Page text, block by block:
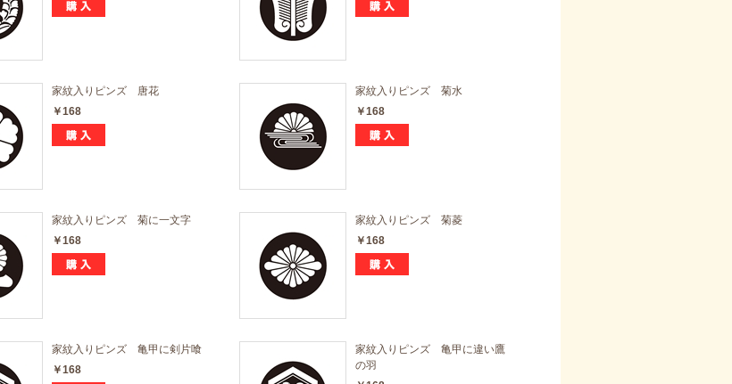
家紋入りピンズ 唐花
￥168
家紋入りピンズ 菊水
￥168
家紋入りピンズ 菊に一文字
￥168
家紋入りピンズ 菊菱
￥168
家紋入りピンズ 亀甲に剣片喰
￥168
家紋入りピンズ 亀甲に違い鷹
の羽